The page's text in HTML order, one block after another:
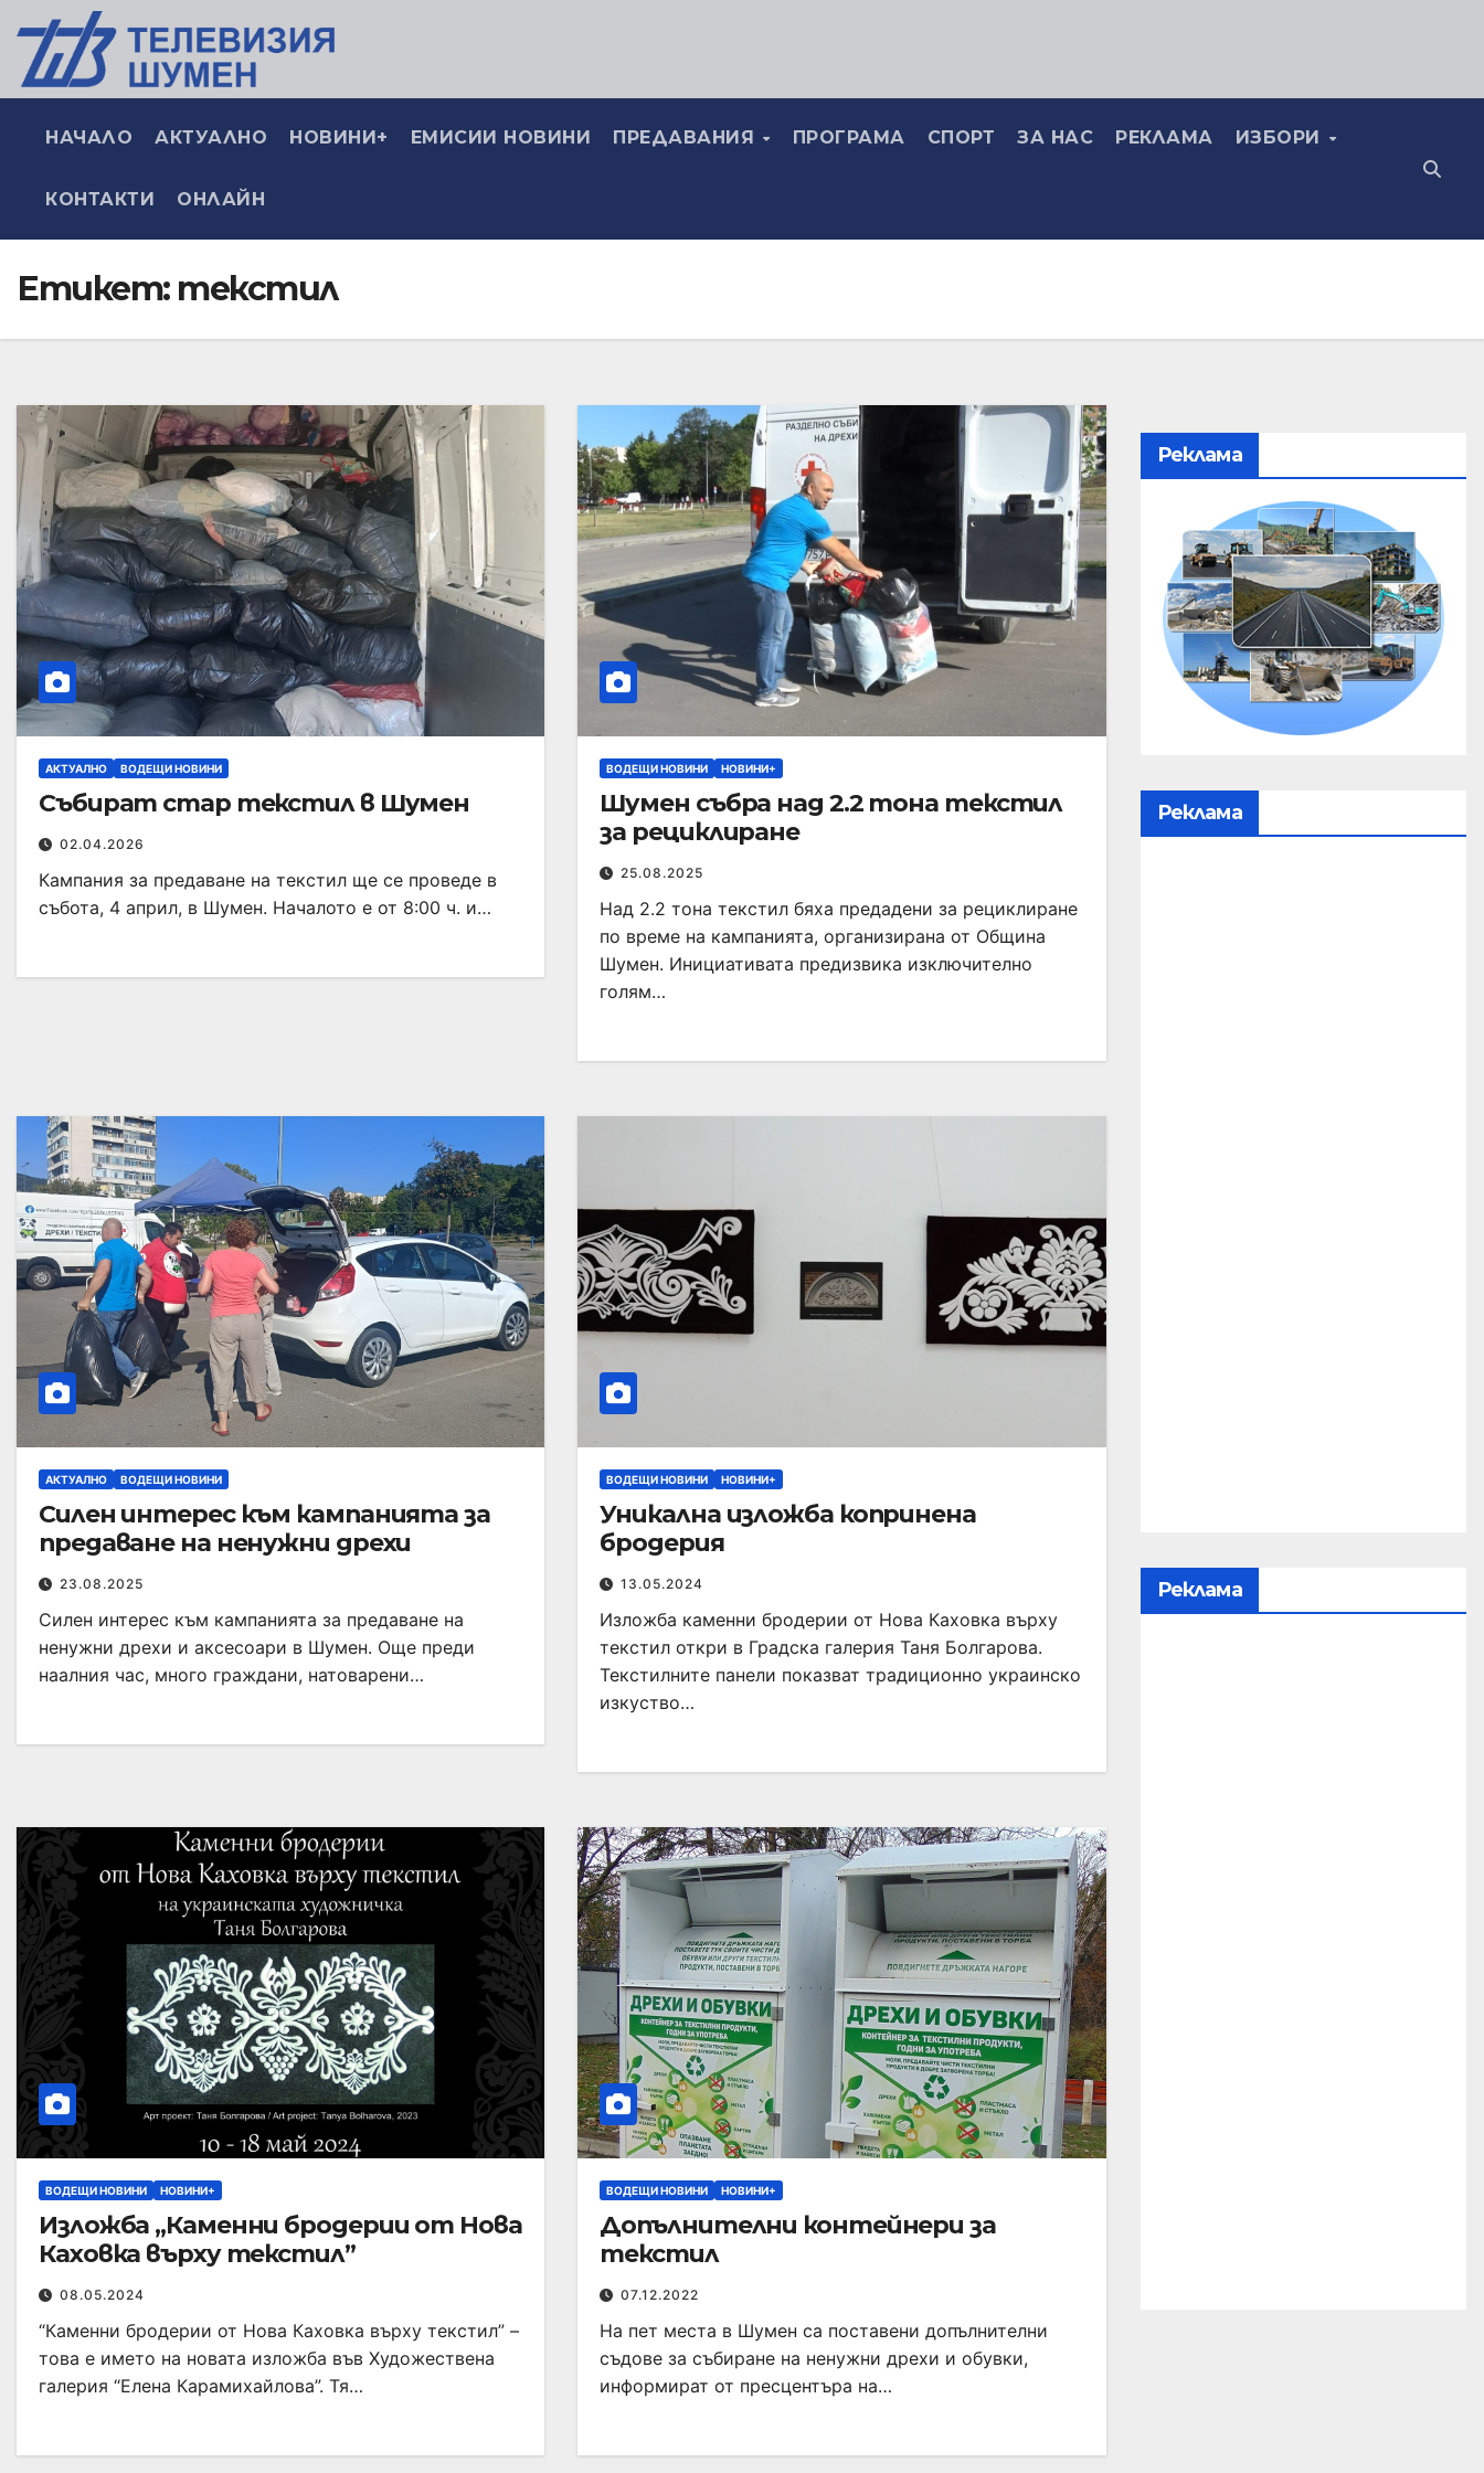
НАЧАЛО АКТУАЛНО НОВИНИ+ ЕМИСИИ НОВИНИ ПРЕДАВАНИЯ ПРОГРАМА СПОРТ ЗА НАС РЕКЛАМА ИЗБОРИ
КОНТАКТИ ОНЛАЙН
Етикет: текстил
АКТУАЛНО ВОДЕЩИ НОВИНИ
Събират стар текстил в Шумен
02.04.2026
Кампания за предаване на текстил ще се проведе в
събота, 4 април, в Шумен. Началото е от 8:00 ч. и…
ВОДЕЩИ НОВИНИ НОВИНИ+
Шумен събра над 2.2 тона текстил
за рециклиране
25.08.2025
Над 2.2 тона текстил бяха предадени за рециклиране
по време на кампанията, организирана от Община
Шумен. Инициативата предизвика изключително
голям…
АКТУАЛНО ВОДЕЩИ НОВИНИ
Силен интерес към кампанията за
предаване на ненужни дрехи
23.08.2025
Силен интерес към кампанията за предаване на
ненужни дрехи и аксесоари в Шумен. Още преди
наалния час, много граждани, натоварени…
ВОДЕЩИ НОВИНИ НОВИНИ+
Уникална изложба копринена
бродерия
13.05.2024
Изложба каменни бродерии от Нова Каховка върху
текстил откри в Градска галерия Таня Болгарова.
Текстилните панели показват традиционно украинско
изкуство…
ВОДЕЩИ НОВИНИ НОВИНИ+
Изложба „Каменни бродерии от Нова
Каховка върху текстил”
08.05.2024
“Каменни бродерии от Нова Каховка върху текстил” –
това е името на новата изложба във Художествена
галерия “Елена Карамихайлова”. Тя…
ВОДЕЩИ НОВИНИ НОВИНИ+
Допълнителни контейнери за
текстил
07.12.2022
На пет места в Шумен са поставени допълнителни
съдове за събиране на ненужни дрехи и обувки,
информират от пресцентъра на…
Реклама
Реклама
Реклама